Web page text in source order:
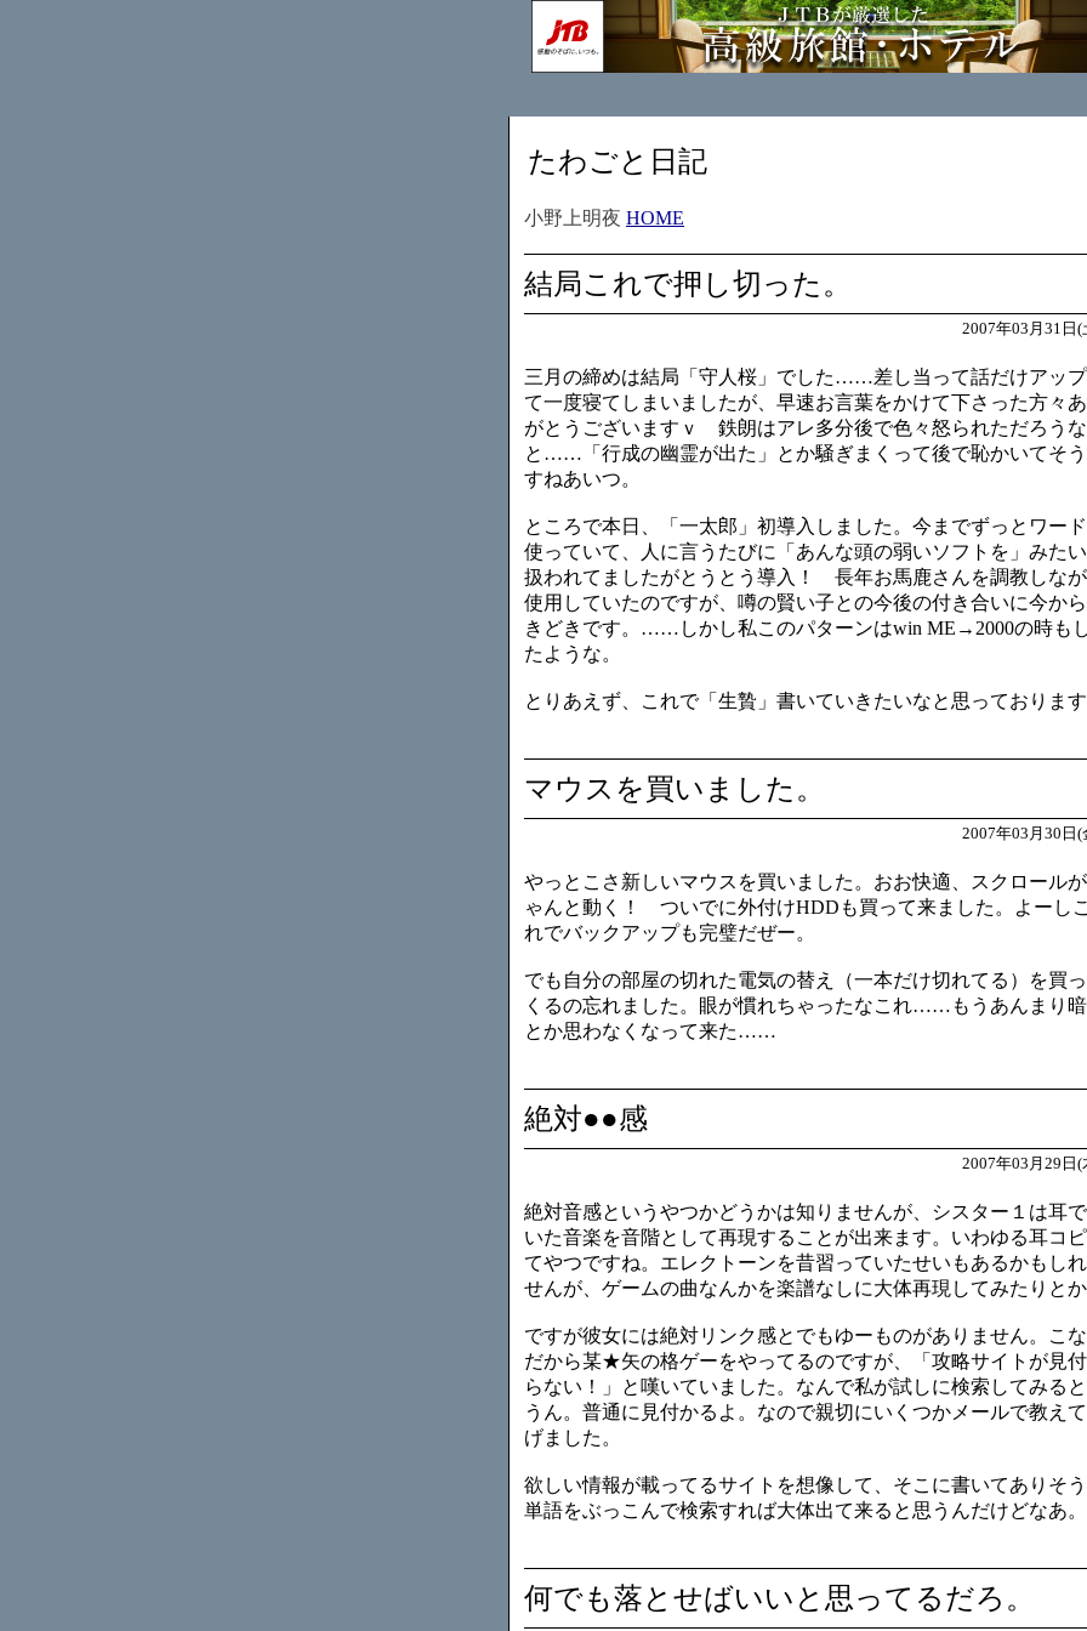
たわごと日記
小野上明夜 HOME
結局これで押し切った。
2007年03月31日(
三月の締めは結局「守人桜」でした……差し当って話だけアッ
て一度寝てしまいましたが、早速お言葉をかけて下さった方々あ
がとうございますｖ 鉄朗はアレ多分後で色々怒られただろうな
と……「行成の幽霊が出た」とか騒ぎまくって後で恥かいてそ
すねあいつ。
ところで本日、「一太郎」初導入しました。今までずっとワー
使っていて、人に言うたびに「あんな頭の弱いソフトを」みた
扱われてましたがとうとう導入！ 長年お馬鹿さんを調教しな
使用していたのですが、噂の賢い子との今後の付き合いに今か
きどきです。……しかし私このパターンはwin ME→2000の時も
たような。
とりあえず、これで「生贄」書いていきたいなと思っております
マウスを買いました。
2007年03月30日(
やっとこさ新しいマウスを買いました。おお快適、スクロール
ゃんと動く！ ついでに外付けHDDも買って来ました。よーしこ
れでバックアップも完璧だぜー。
でも自分の部屋の切れた電気の替え（一本だけ切れてる）を買
くるの忘れました。眼が慣れちゃったなこれ……もうあんまり
とか思わなくなって来た……
絶対●●感
2007年03月29日(
絶対音感というやつかどうかは知りませんが、シスター１は耳
いた音楽を音階として再現することが出来ます。いわゆる耳コ
てやつですね。エレクトーンを昔習っていたせいもあるかもしれ
せんが、ゲームの曲なんかを楽譜なしに大体再現してみたりとか
ですが彼女には絶対リンク感とでもゆーものがありません。こ
だから某★矢の格ゲーをやってるのですが、「攻略サイトが見
らない！」と嘆いていました。なんで私が試しに検索してみると
うん。普通に見付かるよ。なので親切にいくつかメールで教え
げました。
欲しい情報が載ってるサイトを想像して、そこに書いてありそ
単語をぶっこんで検索すれば大体出て来ると思うんだけどなあ。
何でも落とせばいいと思ってるだろ。